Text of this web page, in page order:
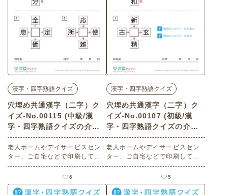
漢字・四字熟語クイズ
穴埋め共通漢字（二字）ク
イズ-No.00115 (中級/漢
字・四字熟語クイズの介護
レク素材)
老人ホームやデイサービスセン
ター、ご自宅などで印刷してお
使いいただける無料の高齢者向
け介護レク素材（漢字・四字熟
語クイズ・中級）です。
6
漢字・四字熟語クイズ
穴埋め共通漢字（二字）ク
イズ-No.00107 (初級/漢
字・四字熟語クイズの介護
レク素材)
老人ホームやデイサービスセン
ター、ご自宅などで印刷してお
使いいただける無料の高齢者向
け介護レク素材（漢字・四字熟
語クイズ・初級）です。
5